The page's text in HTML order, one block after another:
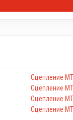
Сцепление
Сцепление
Сцепление
Сцепление